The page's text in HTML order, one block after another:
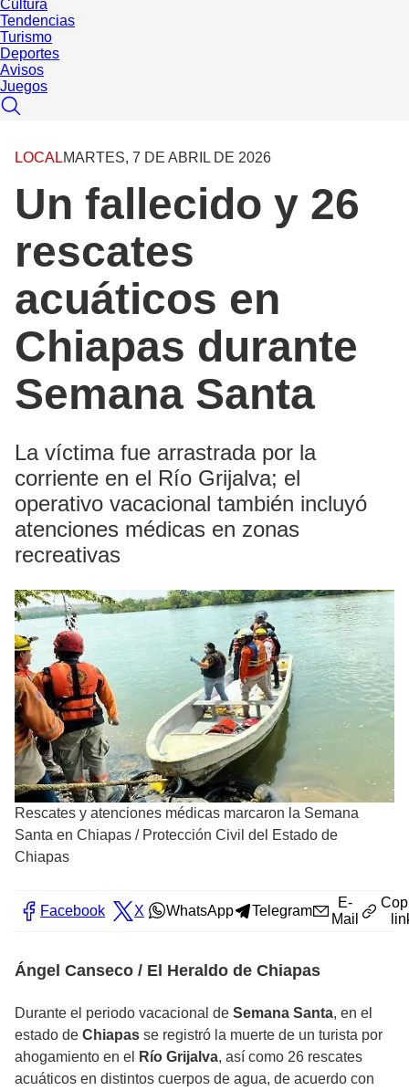
Cultura
Tendencias
Turismo
Deportes
Avisos
Juegos
LOCALMARTES, 7 DE ABRIL DE 2026
Un fallecido y 26
rescates
acuáticos en
Chiapas durante
Semana Santa
La víctima fue arrastrada por la
corriente en el Río Grijalva; el
operativo vacacional también incluyó
atenciones médicas en zonas
recreativas
Rescates y atenciones médicas marcaron la Semana
Santa en Chiapas / Protección Civil del Estado de
Chiapas
Facebook X WhatsApp Telegram
E-
Mail
Ángel Canseco / El Heraldo de Chiapas
Durante el periodo vacacional de Semana Santa, en el
estado de Chiapas se registró la muerte de un turista por
ahogamiento en el
Río Grijalva, así como 26 rescates
acuáticos en distintos cuerpos de agua, de acuerdo con